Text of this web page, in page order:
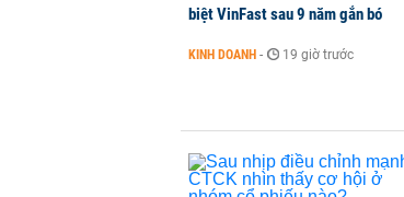
biệt VinFast sau 9 năm gắn bó
KINH DOANH - 19 giờ trước